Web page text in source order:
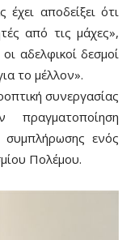
αποδείξει ότι
από τις μάχες»,
αδελφικοί δεσμοί
το μέλλον».
συνεργασίας
συμπλήρωσης ενός
Πολέμου.